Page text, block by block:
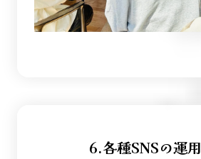
6.各種SNSの運